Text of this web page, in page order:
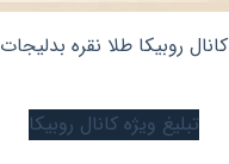
کانال روبیکا طلا نقره بدلیجات
تبلیغ ویژه کانال روبیکا